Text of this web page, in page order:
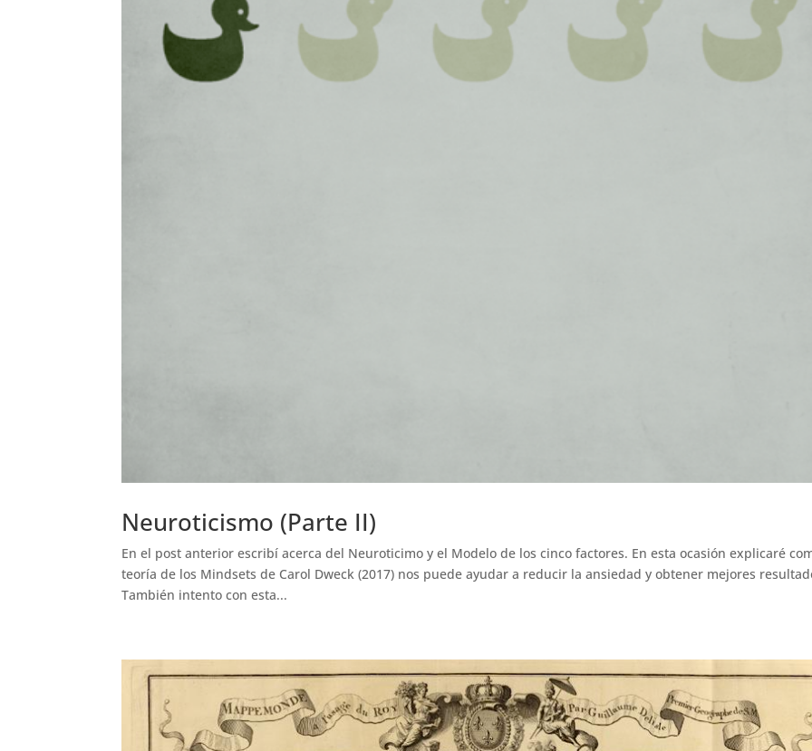
Neuroticismo (Parte II)
En el post anterior escribí acerca del Neuroticimo y el Modelo de los cinco factores. En esta ocasión explicaré
teoría de los Mindsets de Carol Dweck (2017) nos puede ayudar a reducir la ansiedad y obtener mejores
También intento con esta...